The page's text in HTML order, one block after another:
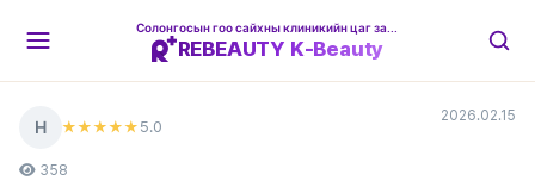
REBEAUTY K-Beauty
Н ★★★★★ 5.0
2026.02.15
358